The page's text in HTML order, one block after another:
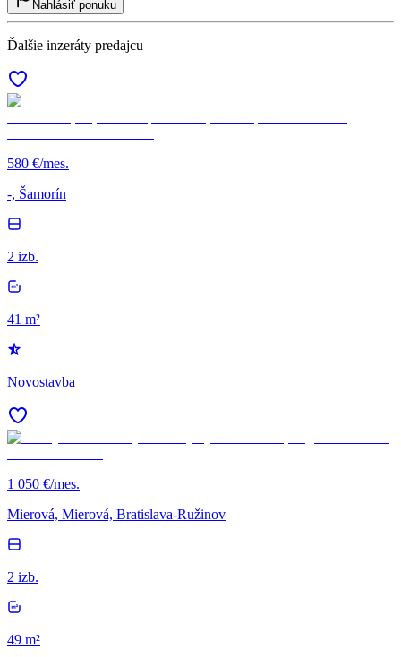
Nahlásiť ponuku
Ďalšie inzeráty predajcu
580 €/mes.
-, Šamorín
2 izb.
41 m²
Novostavba
1 050 €/mes.
Mierová, Mierová, Bratislava-Ružinov
2 izb.
49 m²